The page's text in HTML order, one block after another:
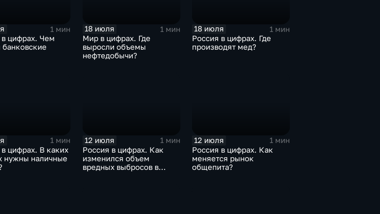
1 мин
в цифрах. Чем
18 июля
1 мин
Мир в цифрах. Где
выросли объемы
нефтедобычи?
18 июля
1 мин
Россия в цифрах. Где
производят мед?
1 мин
в цифрах. В каких
нужны наличные
12 июля
1 мин
Россия в цифрах. Как
изменился объем
вредных выбросов в
12 июля
1 мин
Россия в цифрах. Как
меняется рынок
общепита?